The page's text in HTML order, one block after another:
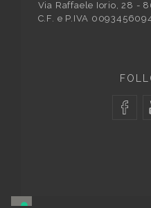
Via Raffaele Iorio, 28 -
C.F. e P.IVA